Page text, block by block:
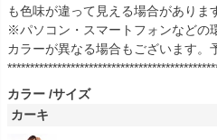
も色味が違って見える場合がありま
※パソコン・スマートフォンなどの
カラーが異なる場合もございます。
カラー サイズ
カーキ